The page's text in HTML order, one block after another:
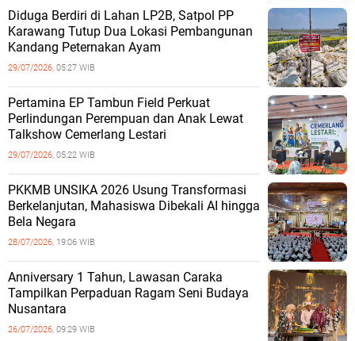
Diduga Berdiri di Lahan LP2B, Satpol PP
Karawang Tutup Dua Lokasi Pembangunan
Kandang Peternakan Ayam
29/07/2026, 05:27 WIB
Pertamina EP Tambun Field Perkuat
Perlindungan Perempuan dan Anak Lewat
Talkshow Cemerlang Lestari
29/07/2026, 05:22 WIB
PKKMB UNSIKA 2026 Usung Transformasi
Berkelanjutan, Mahasiswa Dibekali AI hingga
Bela Negara
28/07/2026, 19:06 WIB
Anniversary 1 Tahun, Lawasan Caraka
Tampilkan Perpaduan Ragam Seni Budaya
Nusantara
26/07/2026, 09:29 WIB